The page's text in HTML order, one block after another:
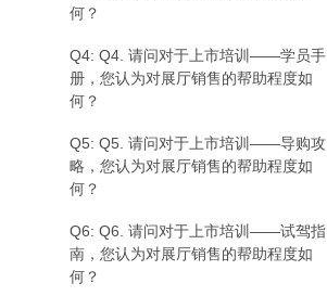
何？
Q4: Q4. 请问对于上市培训——学员手
册，您认为对展厅销售的帮助程度如
何？
Q5: Q5. 请问对于上市培训——导购攻
略，您认为对展厅销售的帮助程度如
何？
Q6: Q6. 请问对于上市培训——试驾指
南，您认为对展厅销售的帮助程度如
何？